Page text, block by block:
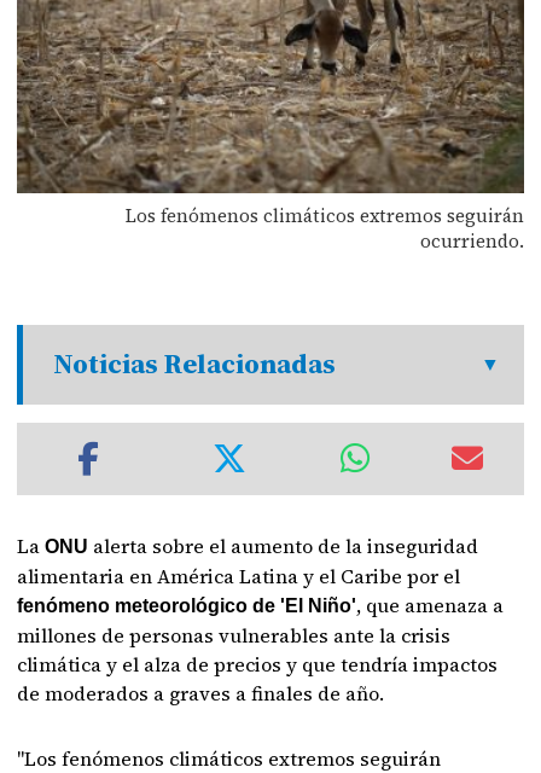
Los fenómenos climáticos extremos seguirán
ocurriendo.
Noticias Relacionadas
LaONU alerta sobre el aumento de la inseguridad
alimentaria en América Latina y el Caribe por el
fenómeno meteorológico de 'El Niño', que amenaza a
millones de personas vulnerables ante la crisis
climática y el alza de precios y que tendría impactos
de moderados a graves a finales de año.
"Los fenómenos climáticos extremos seguirán